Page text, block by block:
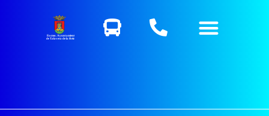
Excmo. Ayuntamiento
de Talavera de la Reina